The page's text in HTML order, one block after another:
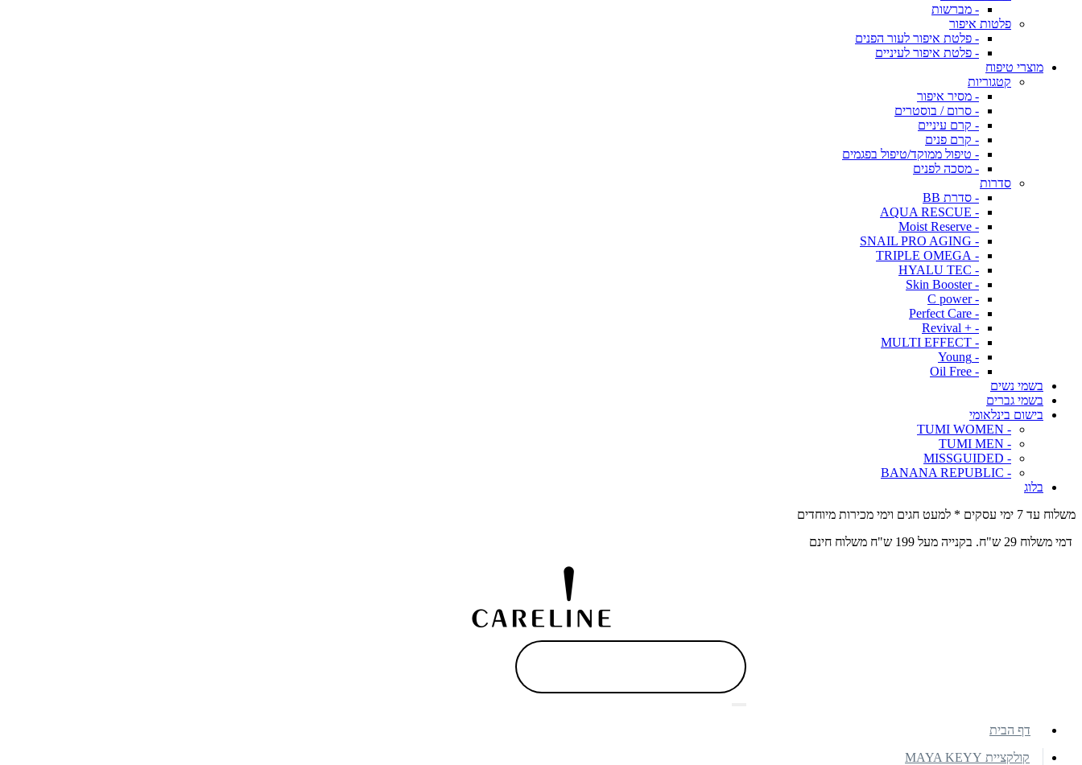
- מברשות
פלטות איפור
- פלטת איפור לעור הפנים
- פלטת איפור לעיניים
מוצרי טיפוח
קטגוריות
- מסיר איפור
- סרום / בוסטרים
- קרם עיניים
- קרם פנים
- טיפול ממוקד/טיפול בפגמים
- מסכה לפנים
סדרות
- סדרת BB
- AQUA RESCUE
- Moist Reserve
- SNAIL PRO AGING
- TRIPLE OMEGA
- HYALU TEC
- Skin Booster
- C power
- Perfect Care
- + Revival
- MULTI EFFECT
- Young
- Oil Free
בשמי נשים
בשמי גברים
בישום בינלאומי
- TUMI WOMEN
- TUMI MEN
- MISSGUIDED
- BANANA REPUBLIC
בלוג
משלוח עד 7 ימי עסקים * למעט חגים וימי מכירות מיוחדים
דמי משלוח 29 ש"ח. בקנייה מעל 199 ש"ח משלוח חינם
דף הבית
קולקציית MAYA KEYY